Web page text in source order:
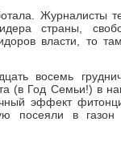
Журналисты
страны,
власти, то
восемь
(в Год Семьи!) в
эффект
посеяли в